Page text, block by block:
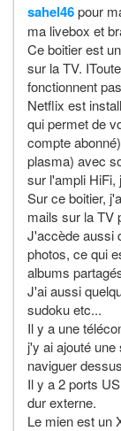
sahel46pour
ma livebox et
Ce boitier est
sur la TV.
fonctionnent
Netflix est
qui permet de
compte
plasma) avec
sur l'ampli HiFi,
Sur ce boitier,
mails sur la TV
J'accède aussi
photos, ce qui
albums
J'ai aussi
sudoku etc...
Il y a une
j'y ai ajouté
naviguer
Il y a 2 ports
dur externe.
Le mien est un